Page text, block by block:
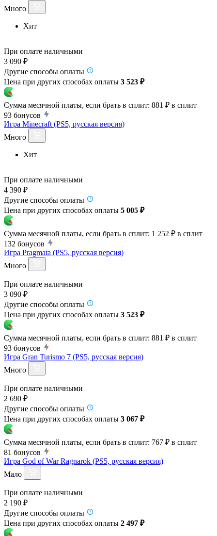
Много
Хит
При оплате наличными
3 090 ₽
Другие способы оплаты
Цена при других способах оплаты 3 523 ₽
Сумма месячной платы, если брать в сплит: 881 ₽ в сплит
93 бонусов
Игра Minecraft (PS5, русская версия)
Много
Хит
При оплате наличными
4 390 ₽
Другие способы оплаты
Цена при других способах оплаты 5 005 ₽
Сумма месячной платы, если брать в сплит: 1 252 ₽ в сплит
132 бонусов
Игра Pragmata (PS5, русская версия)
Много
При оплате наличными
3 090 ₽
Другие способы оплаты
Цена при других способах оплаты 3 523 ₽
Сумма месячной платы, если брать в сплит: 881 ₽ в сплит
93 бонусов
Игра Gran Turismo 7 (PS5, русская версия)
Много
При оплате наличными
2 690 ₽
Другие способы оплаты
Цена при других способах оплаты 3 067 ₽
Сумма месячной платы, если брать в сплит: 767 ₽ в сплит
81 бонусов
Игра God of War Ragnarok (PS5, русская версия)
Мало
При оплате наличными
2 190 ₽
Другие способы оплаты
Цена при других способах оплаты 2 497 ₽